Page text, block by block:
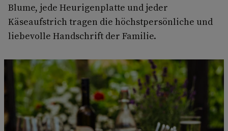
Blume, jede Heurigenplatte und jeder
Käseaufstrich tragen die höchstpersönliche und
liebevolle Handschrift der Familie.